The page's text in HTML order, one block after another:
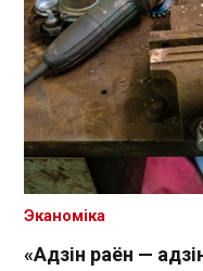
«Адзін раён —
Эканоміка